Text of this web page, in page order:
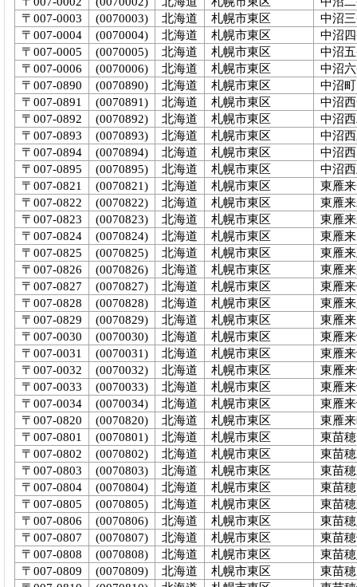
〒007-0003
(0070003) 北海道 札幌市東区
中沼
〒007-0004
(0070004) 北海道 札幌市東区
中沼
〒007-0005
(0070005) 北海道 札幌市東区
中沼
〒007-0006
(0070006) 北海道 札幌市東区
中沼
〒007-0890
(0070890) 北海道 札幌市東区
中沼町
〒007-0891
(0070891) 北海道 札幌市東区
中沼
〒007-0892
(0070892) 北海道 札幌市東区
中沼
〒007-0893
(0070893) 北海道 札幌市東区
中沼
〒007-0894
(0070894) 北海道 札幌市東区
中沼
〒007-0895
(0070895) 北海道 札幌市東区
中沼
〒007-0821
(0070821) 北海道 札幌市東区
東雁
〒007-0822
(0070822) 北海道 札幌市東区
東雁
〒007-0823
(0070823) 北海道 札幌市東区
東雁
〒007-0824
(0070824) 北海道 札幌市東区
東雁
〒007-0825
(0070825) 北海道 札幌市東区
東雁
〒007-0826
(0070826) 北海道 札幌市東区
東雁
〒007-0827
(0070827) 北海道 札幌市東区
東雁
〒007-0828
(0070828) 北海道 札幌市東区
東雁
〒007-0829
(0070829) 北海道 札幌市東区
東雁
〒007-0030
(0070030) 北海道 札幌市東区
東雁
〒007-0031
(0070031) 北海道 札幌市東区
東雁
〒007-0032
(0070032) 北海道 札幌市東区
東雁
〒007-0033
(0070033) 北海道 札幌市東区
東雁
〒007-0034
(0070034) 北海道 札幌市東区
東雁
〒007-0820
(0070820) 北海道 札幌市東区
東雁
〒007-0801
(0070801) 北海道 札幌市東区
東苗
〒007-0802
(0070802) 北海道 札幌市東区
東苗
〒007-0803
(0070803) 北海道 札幌市東区
東苗
〒007-0804
(0070804) 北海道 札幌市東区
東苗
〒007-0805
(0070805) 北海道 札幌市東区
東苗
〒007-0806
(0070806) 北海道 札幌市東区
東苗
〒007-0807
(0070807) 北海道 札幌市東区
東苗
〒007-0808
(0070808) 北海道 札幌市東区
東苗
〒007-0809
(0070809) 北海道 札幌市東区
東苗